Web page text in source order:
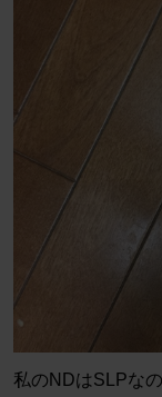
私のNDはSLPな